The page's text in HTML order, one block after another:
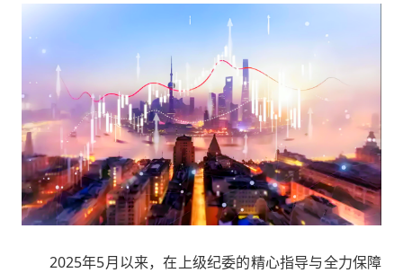
2025年5月以来，在上级纪委的精心指导与全力保障